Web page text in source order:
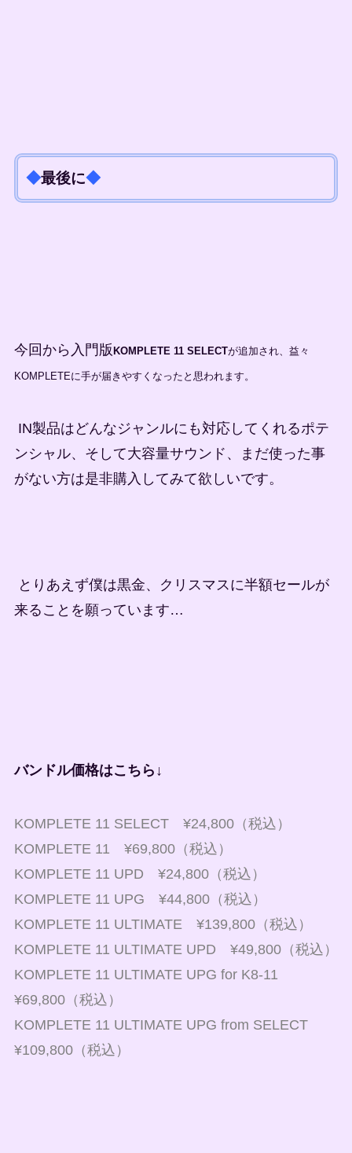
◆最後に◆
今回から入門版 KOMPLETE 11 SELECTが追加され、益々
KOMPLETEに手が届きやすくなったと思われます。
IN製品はどんなジャンルにも対応してくれるポテ
ンシャル、そして大容量サウンド、まだ使った事
がない方は是非購入してみて欲しいです。
とりあえず僕は黒金、クリスマスに半額セールが
来ることを願っています…
バンドル価格はこちら↓
KOMPLETE 11 SELECT ¥24,800（税込）
KOMPLETE 11 ¥69,800（税込）
KOMPLETE 11 UPD ¥24,800（税込）
KOMPLETE 11 UPG ¥44,800（税込）
KOMPLETE 11 ULTIMATE ¥139,800（税込）
KOMPLETE 11 ULTIMATE UPD ¥49,800（税込）
KOMPLETE 11 ULTIMATE UPG for K8-11
¥69,800（税込）
KOMPLETE 11 ULTIMATE UPG from SELECT
¥109,800（税込）